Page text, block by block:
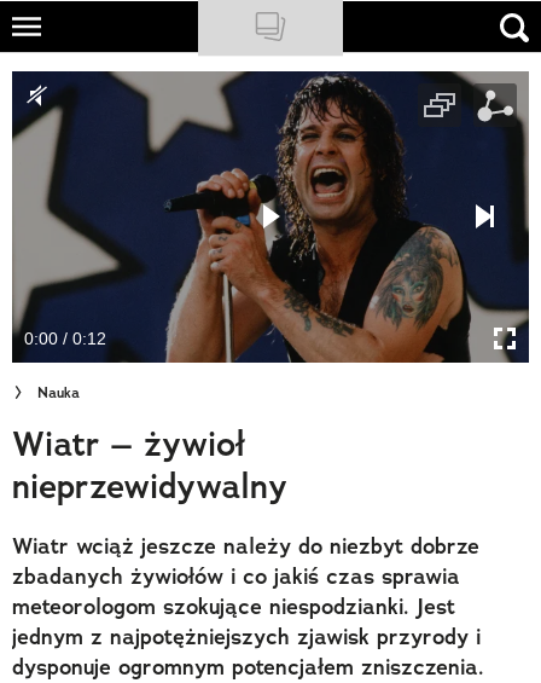
Skip
main
content
NATIONAL GEOGRAPHIC
TRAVELER
PODCASTY
Newsletter
Cuda Polski
Wielki Konkurs Fotograficzny
Trendbook Podróżniczy
Polecane
0:00 / 0:12
Nauka
Wiatr – żywioł
nieprzewidywalny
Wiatr wciąż jeszcze należy do niezbyt dobrze
zbadanych żywiołów i co jakiś czas sprawia
meteorologom szokujące niespodzianki. Jest
jednym z najpotężniejszych zjawisk przyrody i
dysponuje ogromnym potencjałem zniszczenia.